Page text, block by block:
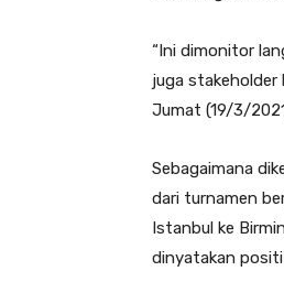
“Ini dimonitor
juga stakeholder
Jumat (19/3/
Sebagaimana
dari turnamen
Istanbul ke
dinyatakan